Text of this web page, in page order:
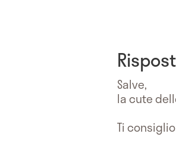
Salve,
la cute
Ti